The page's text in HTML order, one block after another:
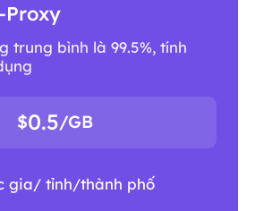
Proxy
trung bình là 99.5%, tính
$0.5/GB
gia/ tỉnh/thành phố